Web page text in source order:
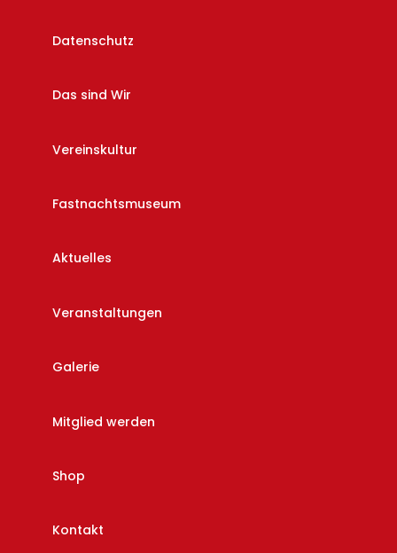
Datenschutz
Das sind Wir
Vereinskultur
Fastnachtsmuseum
Aktuelles
Veranstaltungen
Galerie
Mitglied werden
Shop
Kontakt